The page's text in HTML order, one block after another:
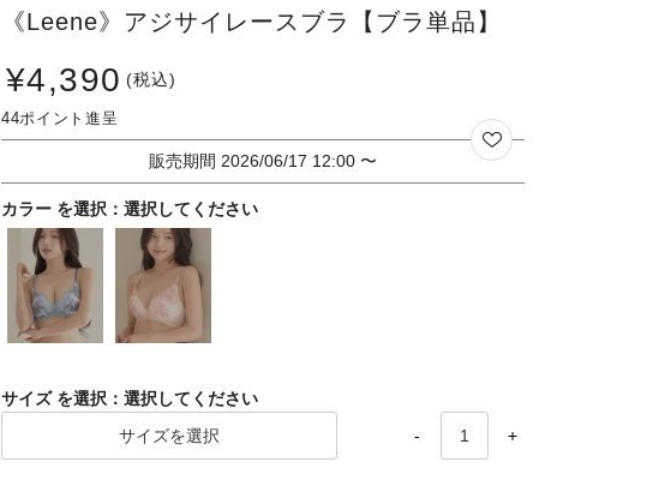
《Leene》アジサイレースブラ【ブラ単品】
¥4,390 税込
44
販売期間 2026/06/17 12:00 〜
カラー 選択してください
サイズ
選択してください
-
+